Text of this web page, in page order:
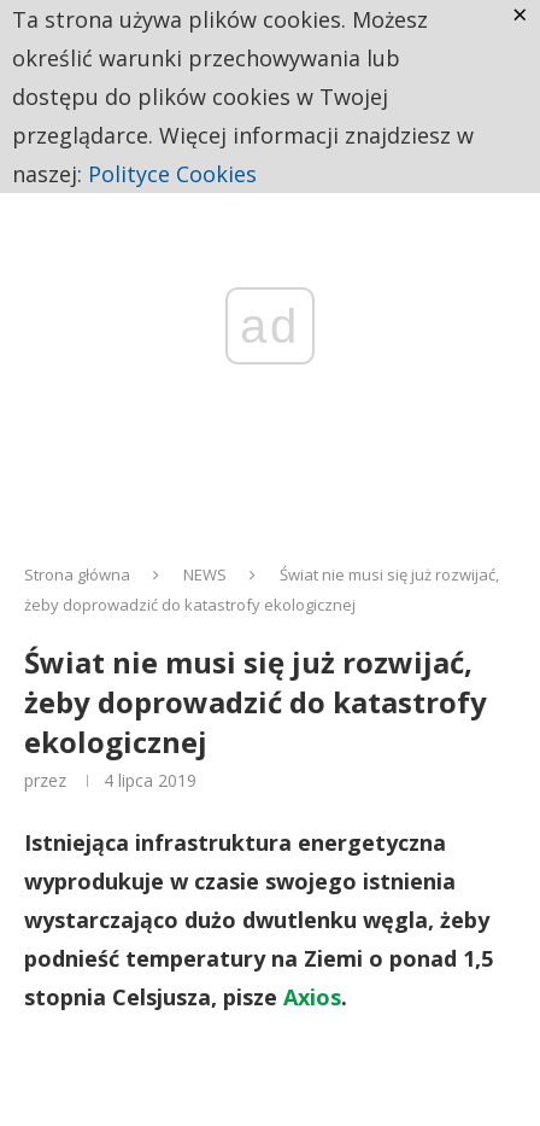
ad
Strona główna NEWS
Świat nie musi się już rozwijać,
żeby doprowadzić do katastrofy ekologicznej
Świat nie musi się już rozwijać,
żeby doprowadzić do katastrofy
ekologicznej
przez 4 lipca 2019
Istniejąca infrastruktura energetyczna
wyprodukuje w czasie swojego istnienia
wystarczająco dużo dwutlenku węgla, żeby
podnieść temperatury na Ziemi o ponad 1,5
stopnia Celsjusza, pisze Axios.
Ta strona używa plików cookies. Możesz
określić warunki przechowywania lub
dostępu do plików cookies w Twojej
przeglądarce. Więcej informacji znajdziesz w
naszej: Polityce Cookies
×